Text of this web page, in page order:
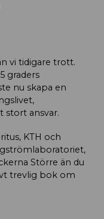
vi tidigare trott.
graders
nu skapa en
stort ansvar.
KTH och
Större än du
trevlig bok om